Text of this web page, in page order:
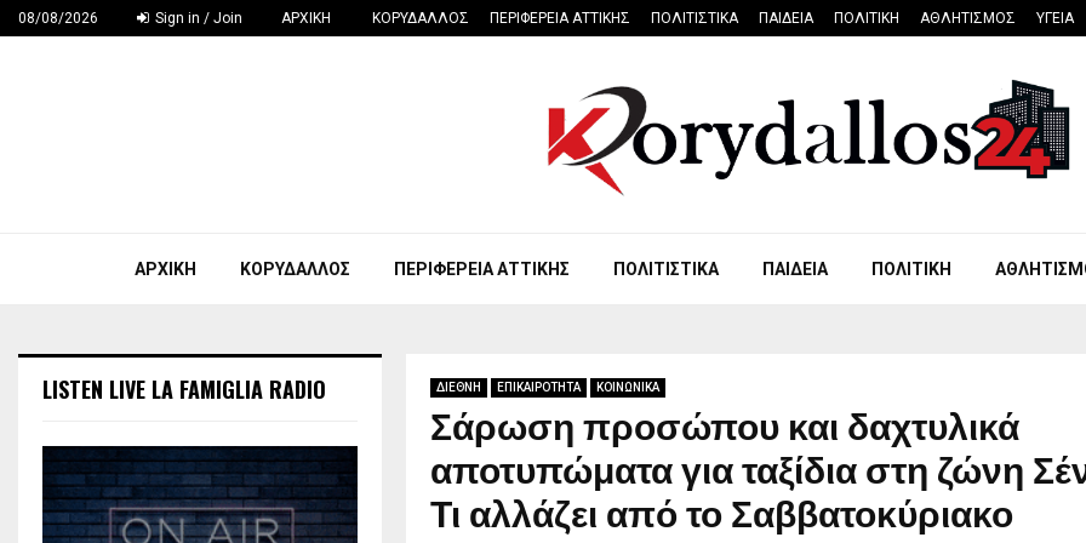
08/08/2026 Sign in / Join ΑΡΧΙΚΗ ΚΟΡΥΔΑΛΛΟΣ ΠΕΡΙΦΕΡΕΙΑ ΑΤΤΙΚΗΣ ΠΟΛΙΤΙΣΤΙΚΑ ΠΑΙΔΕΙΑ ΠΟΛΙΤΙΚΗ ΑΘΛΗΤΙΣΜΟΣ ΥΓΕΙΑ
ΑΡΧΙΚΗ ΚΟΡΥΔΑΛΛΟΣ ΠΕΡΙΦΕΡΕΙΑ ΑΤΤΙΚΗΣ ΠΟΛΙΤΙΣΤΙΚΑ ΠΑΙΔΕΙΑ ΠΟΛΙΤΙΚΗ
ΔΙΕΘΝΗ ΕΠΙΚΑΙΡΟΤΗΤΑ ΚΟΙΝΩΝΙΚΑ
Σάρωση προσώπου και δαχτυλικά
αποτυπώματα για ταξίδια στη ζώνη
Τι αλλάζει από το Σαββατοκύριακο
LISTEN LIVE LA FAMIGLIA RADIO